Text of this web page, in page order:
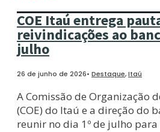
COE Itaú entrega
reivindicações ao
julho
26 de junho de 2026• Destaque,Itaú
A Comissão de Organização
(COE) do Itaú e a direção do
reunir no dia 1º de julho para